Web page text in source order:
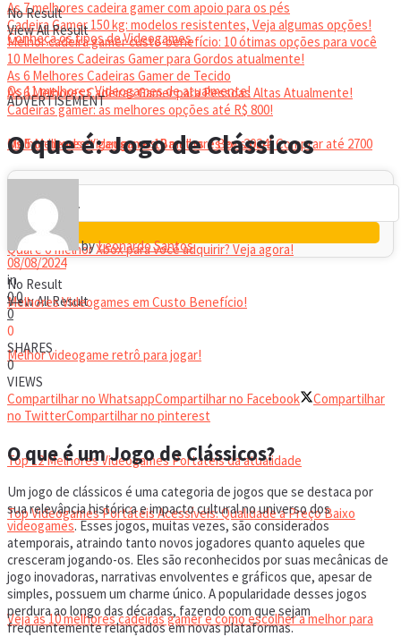
As 7 melhores cadeira gamer com apoio para os pés
Cadeira Gamer 150 kg: modelos resistentes, Veja algumas opções!
Melhor cadeira gamer custo-benefício: 10 ótimas opções para você
10 Melhores Cadeiras Gamer para Gordos atualmente!
As 6 Melhores Cadeiras Gamer de Tecido
As 6 Melhores Cadeiras Gamer para Pessoas Altas Atualmente!
Cadeiras gamer: as melhores opções até R$ 800!
Melhor headset gamer: os 10 melhores em 2024!
No Result
View All Result
Conheça os tipos de Videogames
Os 11 melhores Videogames de atualmente!
Os 5 Melhores Videogames Baratos e Bons para Comprar até 2700
Reais
Qual é o melhor Xbox para você adquirir? Veja agora!
Melhores Videogames em Custo Benefício!
Melhor videogame retrô para jogar!
VIDEOGAMES PORTÁTEIS
Top 12 Melhores Videogames Portáteis da atualidade
Top Videogames Portáteis Acessíveis: Qualidade a Preço Baixo
CADEIRA GAMER
Veja as 10 melhores cadeiras gamer e como escolher a melhor para
No Result
View All Result
ADVERTISEMENT
O que é: Jogo de Clássicos
byLeonardo Santos
08/08/2024
in
00
0
0
SHARES
0
VIEWS
Compartilhar no WhatsappCompartilhar no Facebook
Compartilhar
no TwitterCompartilhar no pinterest
O que é um Jogo de Clássicos?
Um jogo de clássicos é uma categoria de jogos que se destaca por
sua relevância histórica e impacto cultural no universo dos
videogames. Esses jogos, muitas vezes, são considerados
atemporais, atraindo tanto novos jogadores quanto aqueles que
cresceram jogando-os. Eles são reconhecidos por suas mecânicas de
jogo inovadoras, narrativas envolventes e gráficos que, apesar de
simples, possuem um charme único. A popularidade desses jogos
perdura ao longo das décadas, fazendo com que sejam
frequentemente relançados em novas plataformas.